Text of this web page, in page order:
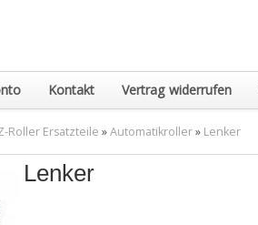
Kontakt Vertrag widerrufen
Roller Ersatzteile »Automatikroller» Lenker
Lenker